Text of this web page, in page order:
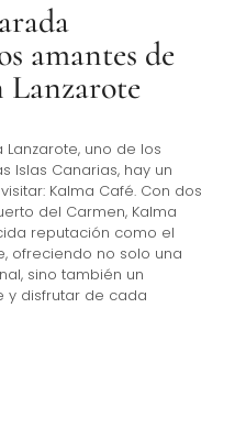
amantes de
Lanzarote
uno de los
Islas Canarias, hay un
Kalma Café. Con dos
del Carmen, Kalma
reputación como el
ofreciendo no solo una
sino también un
y disfrutar de cada